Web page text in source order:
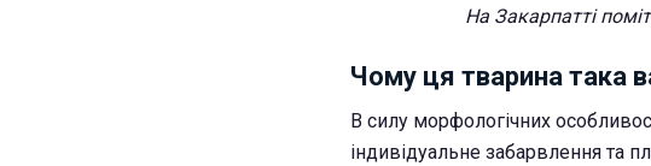
На Закарпатті
Чому ця тварина така
В силу морфологічних
індивідуальне забарвлення та